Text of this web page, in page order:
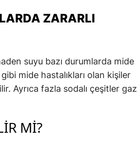
ZARARLI
suyu bazı durumlarda mide
mide hastalıkları olan kişiler
Ayrıca fazla sodalı çeşitler gaz
MI?